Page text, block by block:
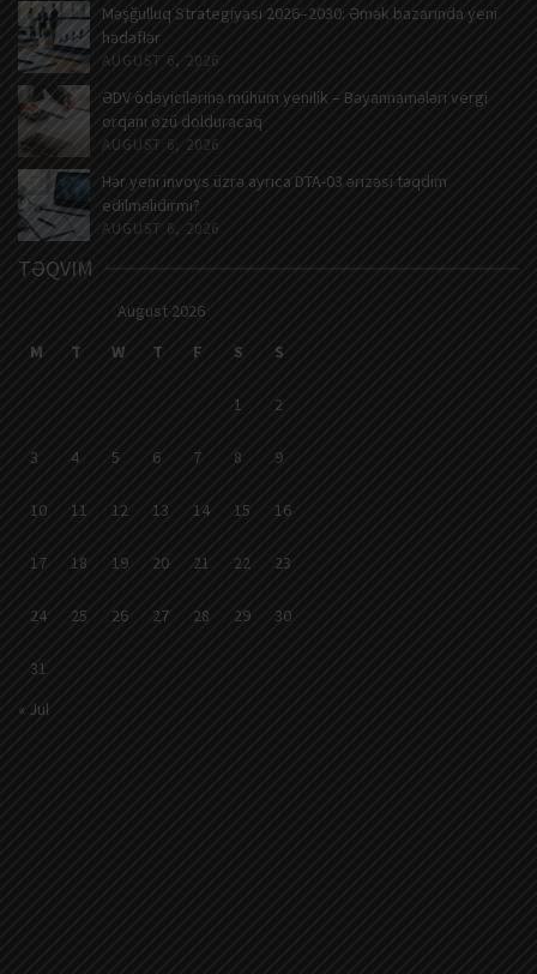
Məşğulluq Strategiyası 2026–2030: Əmək bazarında yeni
hədəflər
AUGUST 6, 2026
ƏDV ödəyicilərinə mühüm yenilik – Bəyannamələri vergi
orqanı özü dolduracaq
AUGUST 6, 2026
Hər yeni invoys üzrə ayrıca DTA-03 ərizəsi təqdim
edilməlidirmi?
AUGUST 6, 2026
TƏQVIM
August 2026
M
T W T F S S
1 2
3 4 5 6 7 8 9
10 11 12 13 14 15 16
17 18 19 20 21 22 23
24 25 26 27 28 29 30
31
« Jul